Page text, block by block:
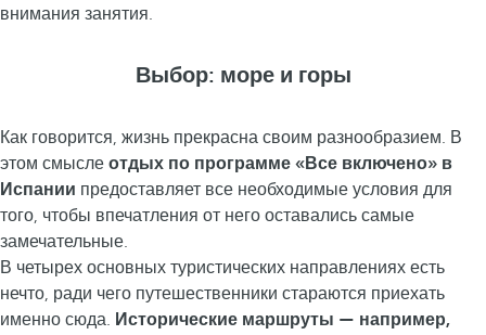
внимания занятия.
Выбор: море и горы
Как говорится, жизнь прекрасна своим разнообразием. В
этом смысле отдых по программе «Все включено» в
Испании предоставляет все необходимые условия для
того, чтобы впечатления от него оставались самые
замечательные.
В четырех основных туристических направлениях есть
нечто, ради чего путешественники стараются приехать
именно сюда. Исторические маршруты — например,